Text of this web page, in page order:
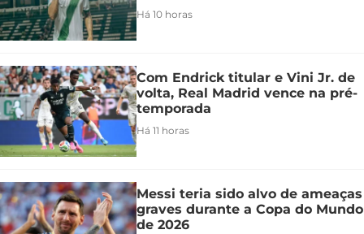
Há 10 horas
Com Endrick titular e Vini Jr. de
volta, Real Madrid vence na pré-
temporada
Há 11 horas
Messi teria sido alvo de ameaças
graves durante a Copa do Mundo
de 2026